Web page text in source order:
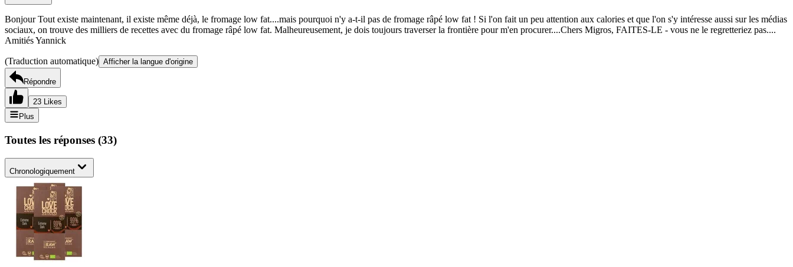
Bonjour Tout existe maintenant, il existe même déjà, le fromage low fat....mais pourquoi n'y a-t-il pas de fromage râpé low fat ! Si l'on fait un peu attention aux calories et que l'on s'y intéresse aussi sur les médias
sociaux, on trouve des milliers de recettes avec du fromage râpé low fat. Malheureusement, je dois toujours traverser la frontière pour m'en procurer....Chers Migros, FAITES-LE - vous ne le regretteriez pas....
Amitiés Yannick
(Traduction automatique) Afficher la langue d'origine
Répondre
23 Likes
Plus
Toutes les réponses (33)
Chronologiquement